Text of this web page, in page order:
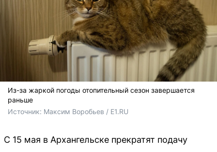
Из-за жаркой погоды отопительный сезон завершается
раньше
Источник: Максим Воробьев / E1.RU
С 15 мая в Архангельске прекратят подачу